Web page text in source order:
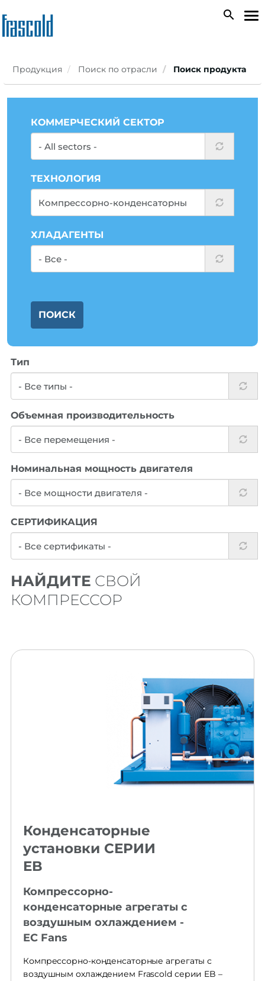
to
main
search
Продукция Поиск по отрасли Поиск продукта
КОММЕРЧЕСКИЙ СЕКТОР
ТЕХНОЛОГИЯ
ХЛАДАГЕНТЫ
ПОИСК
Тип
Объемнaя производительность
Номинальная мощность двигателя
СЕРТИФИКАЦИЯ
НАЙДИТЕ СВОЙ
КОМПРЕССОР
Конденсаторные
установки СЕРИИ
EB
Компрессорно-
конденсаторные агрегаты с
воздушным охлаждением -
EC Fans
Компрессорно-конденсаторные агрегаты с
воздушным охлаждением Frascold серии EB –